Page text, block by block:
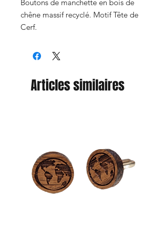
Boutons de manchette en bois de
chêne massif recyclé. Motif Tête de
Cerf.
Articles similaires